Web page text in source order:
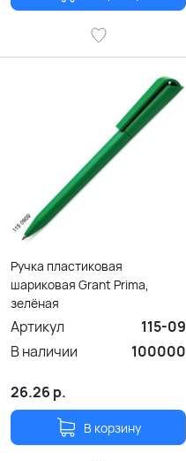
Ручка пластиковая
шариковая Grant Prima,
зелёная
Артикул
115-09
В наличии
100000
26.26 р.
В корзину